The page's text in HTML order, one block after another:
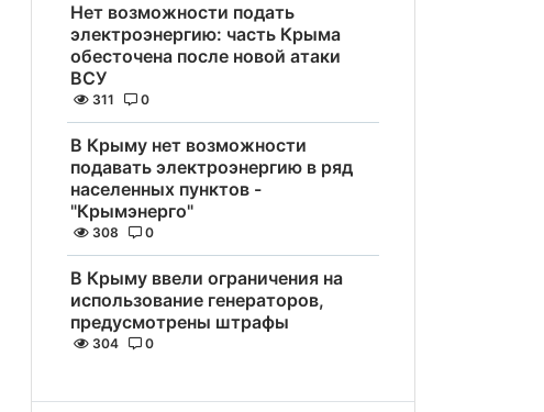
Нет возможности подать
электроэнергию: часть Крыма
обесточена после новой атаки
ВСУ
311 0
В Крыму нет возможности
подавать электроэнергию в ряд
населенных пунктов -
"Крымэнерго"
308 0
В Крыму ввели ограничения на
использование генераторов,
предусмотрены штрафы
304 0